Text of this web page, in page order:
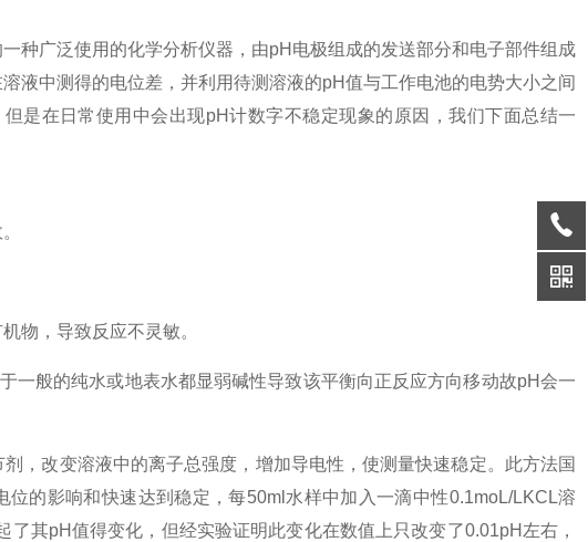
种广泛使用的化学分析仪器，由pH电极组成的发送部分和电子部件组成
液中测得的电位差，并利用待测溶液的pH值与工作电池的电势大小之间
是在日常使用中会出现pH计数字不稳定现象的原因，我们下面总结一
，导致反应不灵敏。
的纯水或地表水都显弱碱性导致该平衡向正反应方向移动故pH会一
改变溶液中的离子总强度，增加导电性，使测量快速稳定。此方法国
的影响和快速达到稳定，每50ml水样中加入一滴中性0.1moL/LKCL溶
其pH值得变化，但经实验证明此变化在数值上只改变了0.01pH左右，